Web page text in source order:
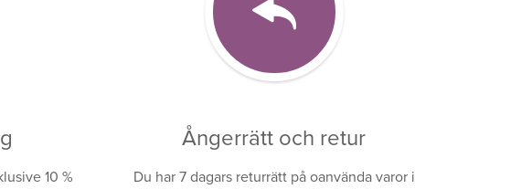
10 %
Ångerrätt och retur
Du har 7 dagars returrätt på oanvända varor i